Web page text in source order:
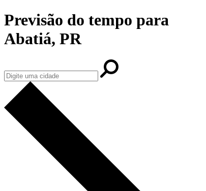
Previsão do tempo para
Abatiá, PR